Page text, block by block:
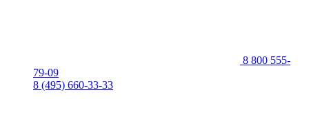
8 800 555-
79-09
8 (495) 660-33-33